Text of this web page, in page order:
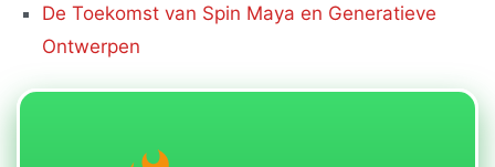
De Toekomst van Spin Maya en Generatieve
Ontwerpen